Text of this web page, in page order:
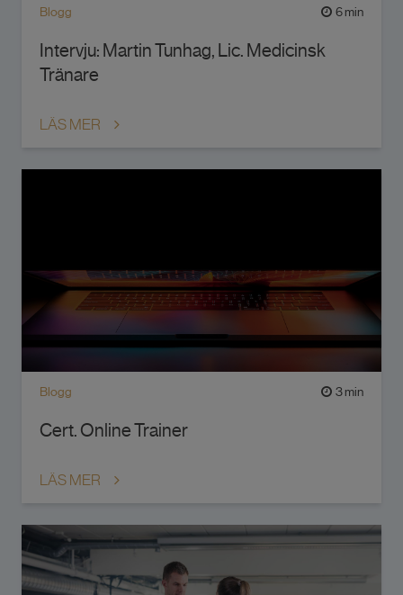
Blogg 6 min
Intervju: Martin Tunhag, Lic. Medicinsk
Tränare
LÄS MER
Blogg 3 min
Cert. Online Trainer
LÄS MER